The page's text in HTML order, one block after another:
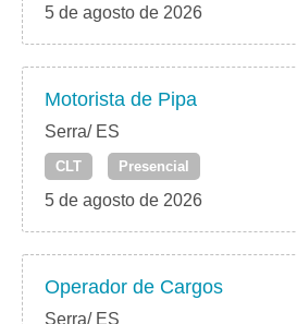
5 de agosto de 2026
Motorista de Pipa
Serra/ ES
CLT Presencial
5 de agosto de 2026
Operador de Cargos
Serra/ ES